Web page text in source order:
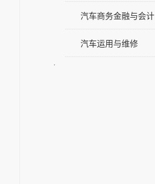
汽车商务金融与会计
汽车运用与维修
.